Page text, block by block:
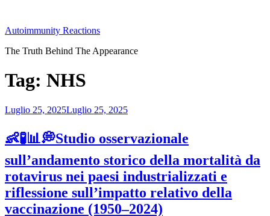
contenuto
Autoimmunity Reactions
The Truth Behind The Appearance
Tag: NHS
Pubblicato
Luglio 25, 2025Luglio 25, 2025
👶🧪📊💭Studio osservazionale
sull’andamento storico della mortalità da
rotavirus nei paesi industrializzati e
riflessione sull’impatto relativo della
vaccinazione (1950–2024)